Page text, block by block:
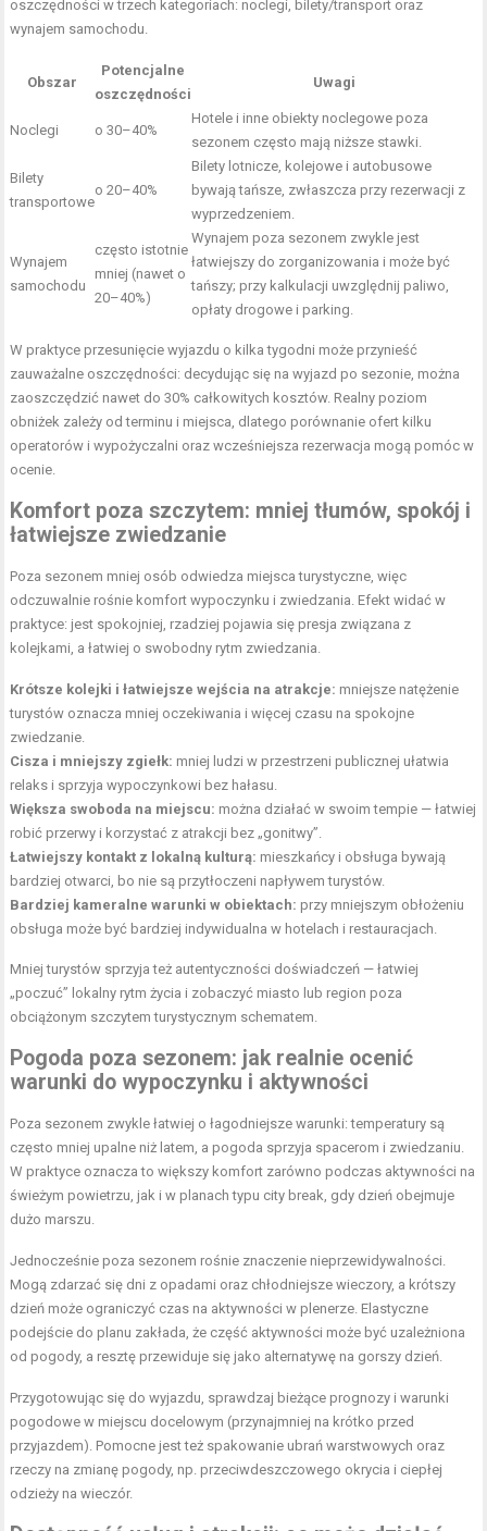
oszczędności w trzech kategoriach: noclegi, bilety/transport oraz
wynajem samochodu.
Obszar
Potencjalne
oszczędności
Uwagi
Noclegi o 30–40%
Hotele i inne obiekty noclegowe poza
sezonem często mają niższe stawki.
Bilety
transportowe
o 20–40%
Bilety lotnicze, kolejowe i autobusowe
bywają tańsze, zwłaszcza przy rezerwacji z
wyprzedzeniem.
Wynajem
samochodu
często istotnie
mniej (nawet o
20–40%)
Wynajem poza sezonem zwykle jest
łatwiejszy do zorganizowania i może być
tańszy; przy kalkulacji uwzględnij paliwo,
opłaty drogowe i parking.
W praktyce przesunięcie wyjazdu o kilka tygodni może przynieść
zauważalne oszczędności: decydując się na wyjazd po sezonie, można
zaoszczędzić nawet do 30% całkowitych kosztów. Realny poziom
obniżek zależy od terminu i miejsca, dlatego porównanie ofert kilku
operatorów i wypożyczalni oraz wcześniejsza rezerwacja mogą pomóc w
ocenie.
Komfort poza szczytem: mniej tłumów, spokój i
łatwiejsze zwiedzanie
Poza sezonem mniej osób odwiedza miejsca turystyczne, więc
odczuwalnie rośnie komfort wypoczynku i zwiedzania. Efekt widać w
praktyce: jest spokojniej, rzadziej pojawia się presja związana z
kolejkami, a łatwiej o swobodny rytm zwiedzania.
Krótsze kolejki i łatwiejsze wejścia na atrakcje: mniejsze natężenie
turystów oznacza mniej oczekiwania i więcej czasu na spokojne
zwiedzanie.
Cisza i mniejszy zgiełk: mniej ludzi w przestrzeni publicznej ułatwia
relaks i sprzyja wypoczynkowi bez hałasu.
Większa swoboda na miejscu: można działać w swoim tempie — łatwiej
robić przerwy i korzystać z atrakcji bez „gonitwy”.
Łatwiejszy kontakt z lokalną kulturą: mieszkańcy i obsługa bywają
bardziej otwarci, bo nie są przytłoczeni napływem turystów.
Bardziej kameralne warunki w obiektach: przy mniejszym obłożeniu
obsługa może być bardziej indywidualna w hotelach i restauracjach.
Mniej turystów sprzyja też autentyczności doświadczeń — łatwiej
„poczuć” lokalny rytm życia i zobaczyć miasto lub region poza
obciążonym szczytem turystycznym schematem.
Pogoda poza sezonem: jak realnie ocenić
warunki do wypoczynku i aktywności
Poza sezonem zwykle łatwiej o łagodniejsze warunki: temperatury są
często mniej upalne niż latem, a pogoda sprzyja spacerom i zwiedzaniu.
W praktyce oznacza to większy komfort zarówno podczas aktywności na
świeżym powietrzu, jak i w planach typu city break, gdy dzień obejmuje
dużo marszu.
Jednocześnie poza sezonem rośnie znaczenie nieprzewidywalności.
Mogą zdarzać się dni z opadami oraz chłodniejsze wieczory, a krótszy
dzień może ograniczyć czas na aktywności w plenerze. Elastyczne
podejście do planu zakłada, że część aktywności może być uzależniona
od pogody, a resztę przewiduje się jako alternatywę na gorszy dzień.
Przygotowując się do wyjazdu, sprawdzaj bieżące prognozy i warunki
pogodowe w miejscu docelowym (przynajmniej na krótko przed
przyjazdem). Pomocne jest też spakowanie ubrań warstwowych oraz
rzeczy na zmianę pogody, np. przeciwdeszczowego okrycia i ciepłej
odzieży na wieczór.